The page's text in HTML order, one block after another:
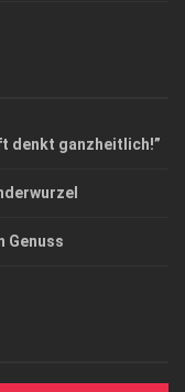
denkt ganzheitlich!”
Genuss